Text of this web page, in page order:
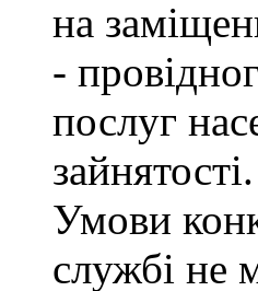
на
-
послуг
зайнятості.
Умови
службі не